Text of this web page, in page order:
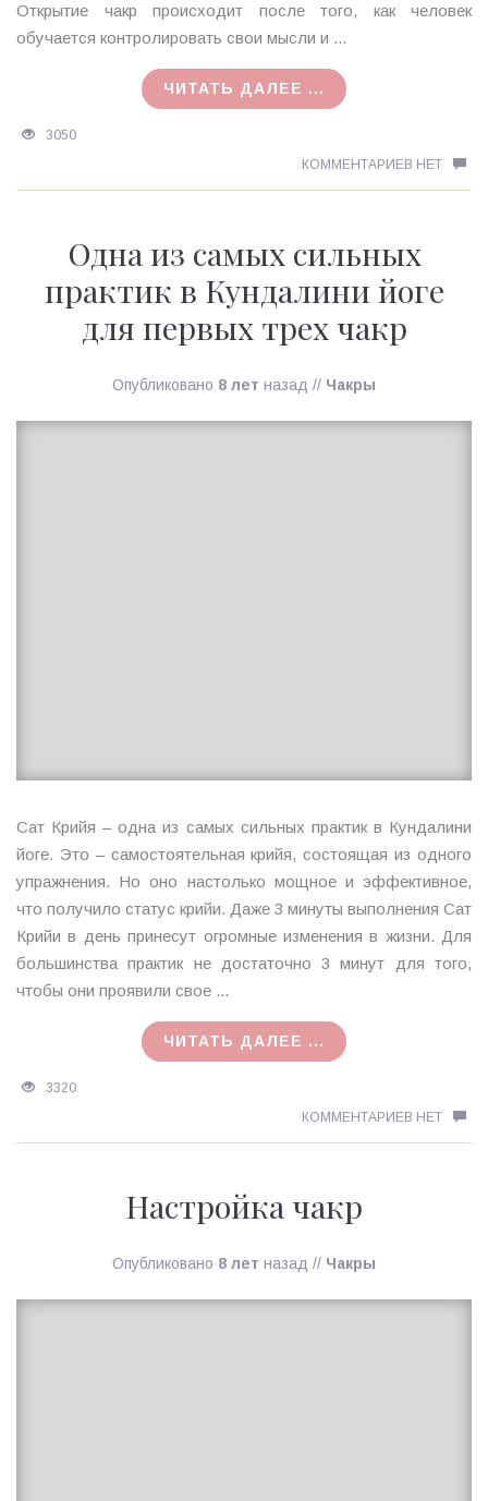
Открытие чакр происходит после того, как человек
обучается контролировать свои мысли и ...
ЧИТАТЬ ДАЛЕЕ ...
3050
КОММЕНТАРИЕВ НЕТ
Одна из самых сильных
практик в Кундалини йоге
для первых трех чакр
Опубликовано 8 лет назад // Чакры
Сат Крийя – одна из самых сильных практик в Кундалини
йоге. Это – самостоятельная крийя, состоящая из одного
упражнения. Но оно настолько мощное и эффективное,
что получило статус крийи. Даже 3 минуты выполнения Сат
Крийи в день принесут огромные изменения в жизни. Для
большинства практик не достаточно 3 минут для того,
чтобы они проявили свое ...
ЧИТАТЬ ДАЛЕЕ ...
3320
КОММЕНТАРИЕВ НЕТ
Настройка чакр
Опубликовано 8 лет назад // Чакры